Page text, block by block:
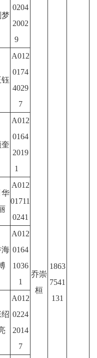
乔崇
桓
1863
7541
131
梦
0204
2002
9
钰
A012
0174
4029
7
奎
A012
0164
2019
1
华
A012
01711
0241
海
A012
0164
1036
1
A012
0224
2014
7